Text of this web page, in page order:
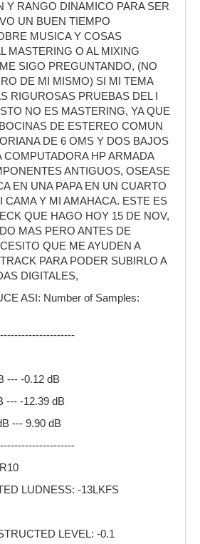
Y RANGO DINAMICO PARA SER
UN BUEN TIEMPO
MUSICA Y COSAS
MASTERING O AL MIXING
SIGO PREGUNTANDO, (NO
DE MI MISMO) SI MI TEMA
RIGUROSAS PRUEBAS DEL I
NO ES MASTERING, YA QUE
DE ESTEREO COMUN
DE 6 OMS Y DOS BAJOS
COMPUTADORA HP ARMADA
ANTIGUOS, OSEASE
EN UNA PAPA EN UN CUARTO
CAMA Y MI AMAHACA. ESTE ES
QUE HAGO HOY 15 DE NOV,
MAS PERO ANTES DE
QUE ME AYUDEN A
PARA PODER SUBIRLO A
DIGITALES,
ASI: Number of Samples:
--- -0.12 dB
--- -12.39 dB
--- 9.90 dB
LUDNESS: -13LKFS
LEVEL: -0.1